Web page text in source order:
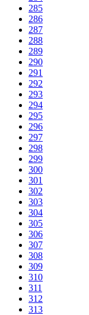
285
286
287
288
289
290
291
292
293
294
295
296
297
298
299
300
301
302
303
304
305
306
307
308
309
310
311
312
313